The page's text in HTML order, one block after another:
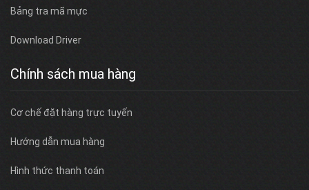
Bảng tra mã mực
Download Driver
Chính sách mua hàng
Cơ chế đặt hàng trực tuyến
Hướng dẫn mua hàng
Hình thức thanh toán